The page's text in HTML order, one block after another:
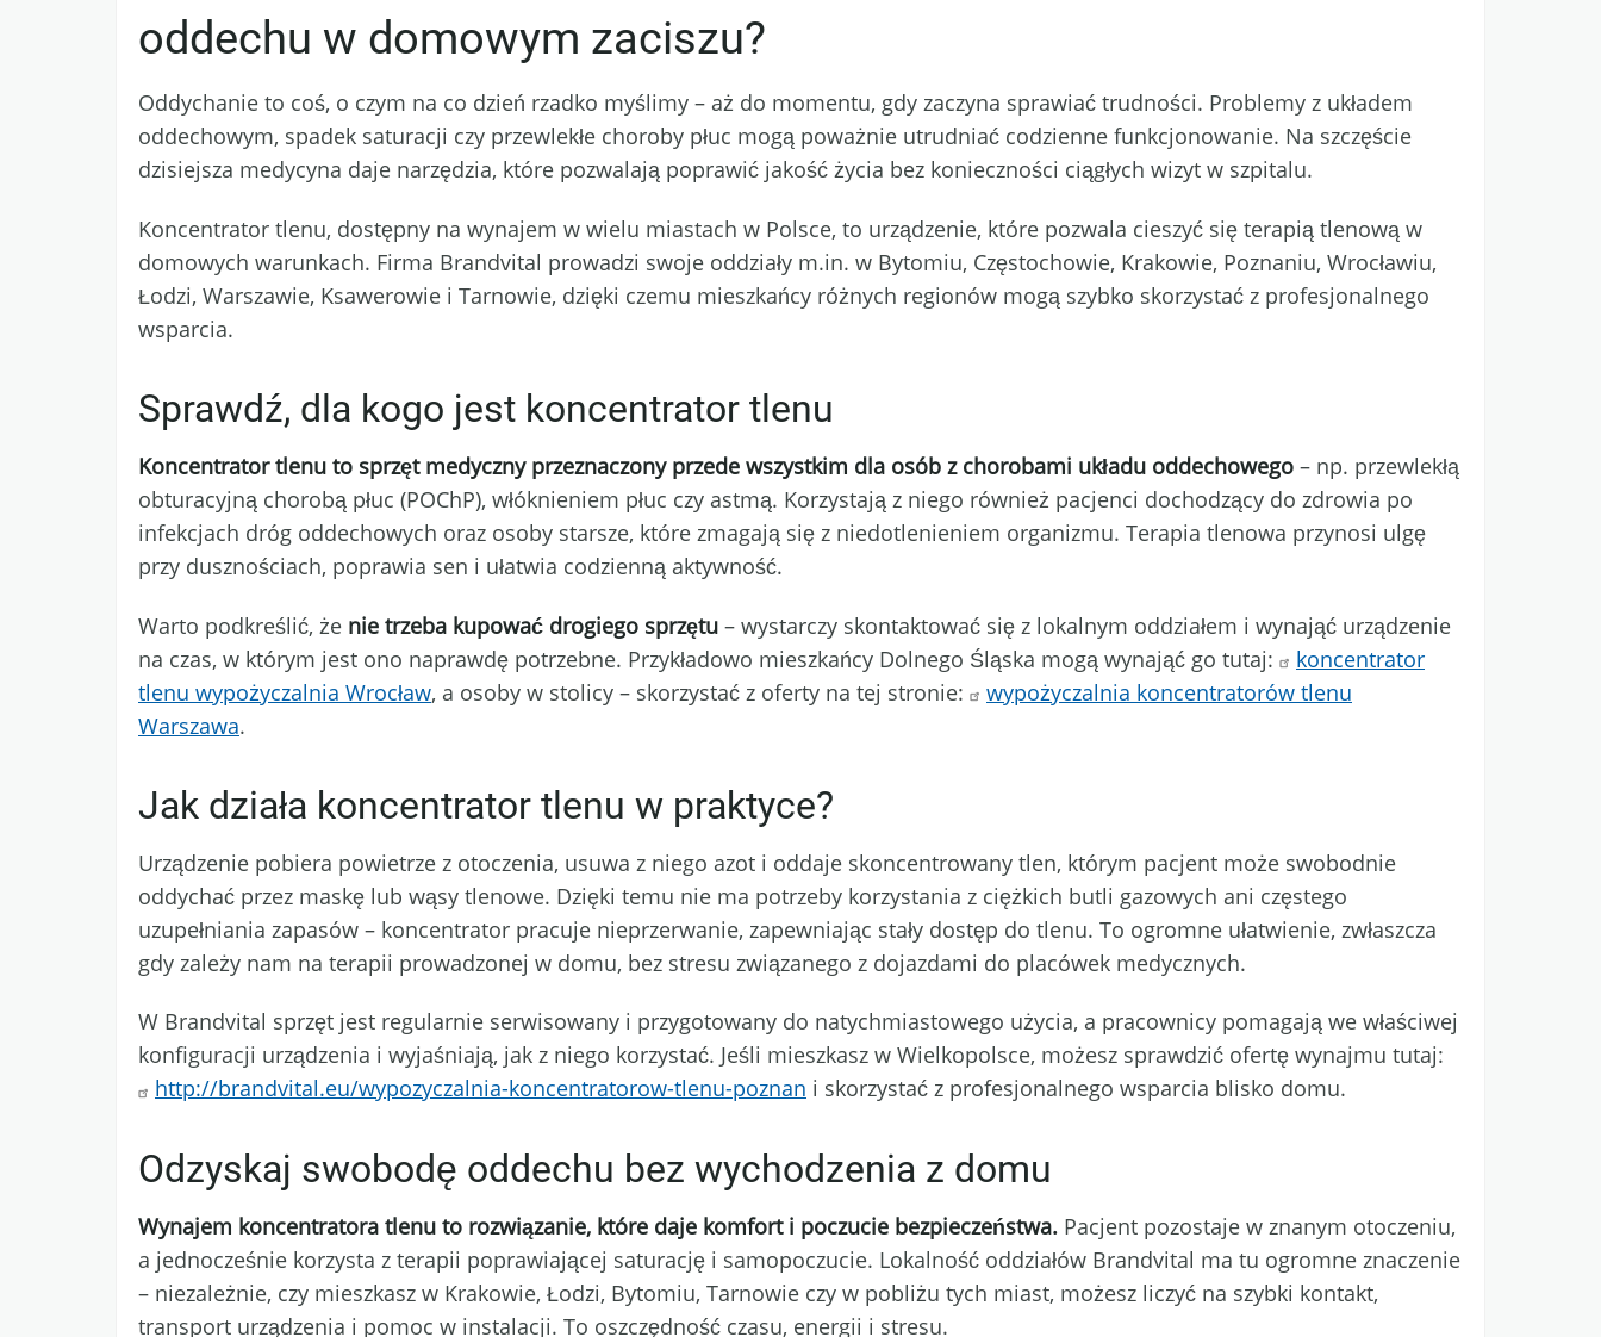
oddechu w domowym zaciszu?
Oddychanie to coś, o czym na co dzień rzadko myślimy – aż do momentu, gdy zaczyna sprawiać trudności. Problemy z układem
oddechowym, spadek saturacji czy przewlekłe choroby płuc mogą poważnie utrudniać codzienne funkcjonowanie. Na szczęście
dzisiejsza medycyna daje narzędzia, które pozwalają poprawić jakość życia bez konieczności ciągłych wizyt w szpitalu.
Koncentrator tlenu, dostępny na wynajem w wielu miastach w Polsce, to urządzenie, które pozwala cieszyć się terapią tlenową w
domowych warunkach. Firma Brandvital prowadzi swoje oddziały m.in. w Bytomiu, Częstochowie, Krakowie, Poznaniu, Wrocławiu,
Łodzi, Warszawie, Ksawerowie i Tarnowie, dzięki czemu mieszkańcy różnych regionów mogą szybko skorzystać z profesjonalnego
wsparcia.
Sprawdź, dla kogo jest koncentrator tlenu
Koncentrator tlenu to sprzęt medyczny przeznaczony przede wszystkim dla osób z chorobami układu oddechowego – np. przewlekłą
obturacyjną chorobą płuc (POChP), włóknieniem płuc czy astmą. Korzystają z niego również pacjenci dochodzący do zdrowia po
infekcjach dróg oddechowych oraz osoby starsze, które zmagają się z niedotlenieniem organizmu. Terapia tlenowa przynosi ulgę
przy dusznościach, poprawia sen i ułatwia codzienną aktywność.
Warto podkreślić, że nie trzeba kupować drogiego sprzętu – wystarczy skontaktować się z lokalnym oddziałem i wynająć urządzenie
na czas, w którym jest ono naprawdę potrzebne. Przykładowo mieszkańcy Dolnego Śląska mogą wynająć go tutaj:
koncentrator
tlenu wypożyczalnia Wrocław, a osoby w stolicy – skorzystać z oferty na tej stronie:
wypożyczalnia koncentratorów tlenu
Warszawa.
Jak działa koncentrator tlenu w praktyce?
Urządzenie pobiera powietrze z otoczenia, usuwa z niego azot i oddaje skoncentrowany tlen, którym pacjent może swobodnie
oddychać przez maskę lub wąsy tlenowe. Dzięki temu nie ma potrzeby korzystania z ciężkich butli gazowych ani częstego
uzupełniania zapasów – koncentrator pracuje nieprzerwanie, zapewniając stały dostęp do tlenu. To ogromne ułatwienie, zwłaszcza
gdy zależy nam na terapii prowadzonej w domu, bez stresu związanego z dojazdami do placówek medycznych.
W Brandvital sprzęt jest regularnie serwisowany i przygotowany do natychmiastowego użycia, a pracownicy pomagają we właściwej
konfiguracji urządzenia i wyjaśniają, jak z niego korzystać. Jeśli mieszkasz w Wielkopolsce, możesz sprawdzić ofertę wynajmu tutaj:
http://brandvital.eu/wypozyczalnia-koncentratorow-tlenu-poznan i skorzystać z profesjonalnego wsparcia blisko domu.
Odzyskaj swobodę oddechu bez wychodzenia z domu
Wynajem koncentratora tlenu to rozwiązanie, które daje komfort i poczucie bezpieczeństwa. Pacjent pozostaje w znanym otoczeniu,
a jednocześnie korzysta z terapii poprawiającej saturację i samopoczucie. Lokalność oddziałów Brandvital ma tu ogromne znaczenie
– niezależnie, czy mieszkasz w Krakowie, Łodzi, Bytomiu, Tarnowie czy w pobliżu tych miast, możesz liczyć na szybki kontakt,
transport urządzenia i pomoc w instalacji. To oszczędność czasu, energii i stresu.